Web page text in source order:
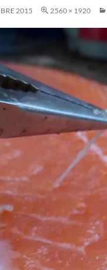
2015 2560 × 1920